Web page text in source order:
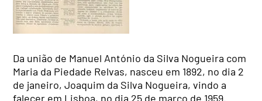
Da união de Manuel António da Silva Nogueira com
Maria da Piedade Relvas, nasceu em 1892, no dia 2
de janeiro, Joaquim da Silva Nogueira, vindo a
falecer em Lisboa, no dia 25 de março de 1959.